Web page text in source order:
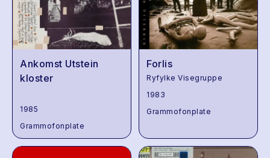
Ankomst Utstein
kloster
1985
Grammofonplate
Forlis
Ryfylke Visegruppe
1983
Grammofonplate